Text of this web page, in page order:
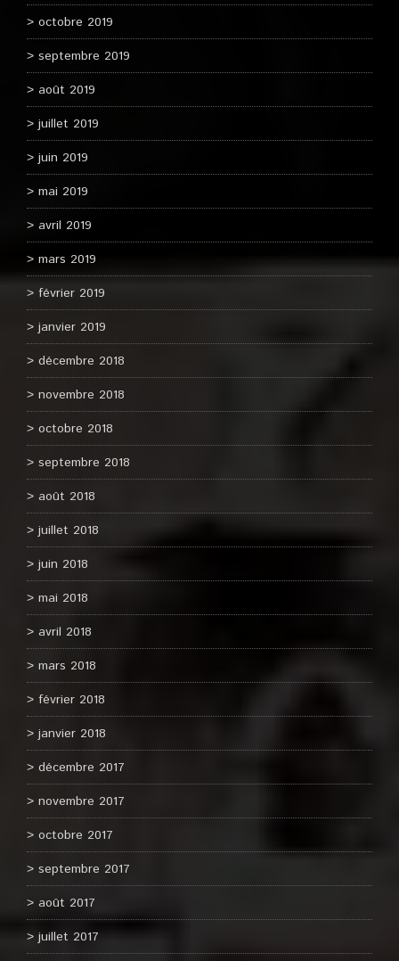
octobre 2019
septembre 2019
août 2019
juillet 2019
juin 2019
mai 2019
avril 2019
mars 2019
février 2019
janvier 2019
décembre 2018
novembre 2018
octobre 2018
septembre 2018
août 2018
juillet 2018
juin 2018
mai 2018
avril 2018
mars 2018
février 2018
janvier 2018
décembre 2017
novembre 2017
octobre 2017
septembre 2017
août 2017
juillet 2017